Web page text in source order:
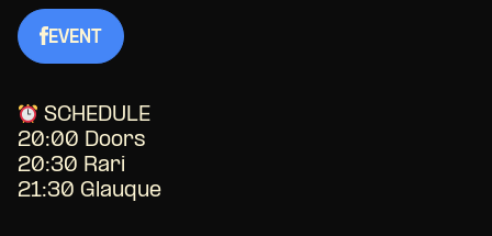
EVENT
SCHEDULE
20:00 Doors
20:30 Rari
21:30 Glauque